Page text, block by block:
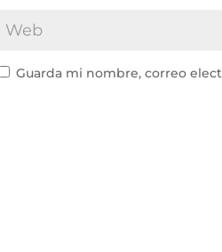
Guarda mi nombre, correo